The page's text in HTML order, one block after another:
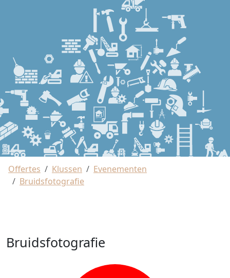
Offertes Klussen
Evenementen
Bruidsfotografie
Bruidsfotografie